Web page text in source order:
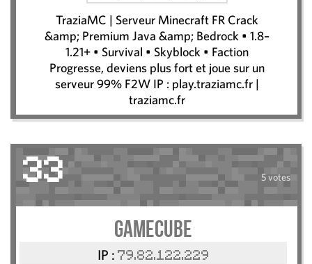
TraziaMC | Serveur Minecraft FR Crack
&amp; Premium Java &amp; Bedrock • 1.8–
1.21+ • Survival • Skyblock • Faction
Progresse, deviens plus fort et joue sur un
serveur 99% F2W IP : play.traziamc.fr |
traziamc.fr
33 5 votes
Gamecube
IP : 79.82.122.229